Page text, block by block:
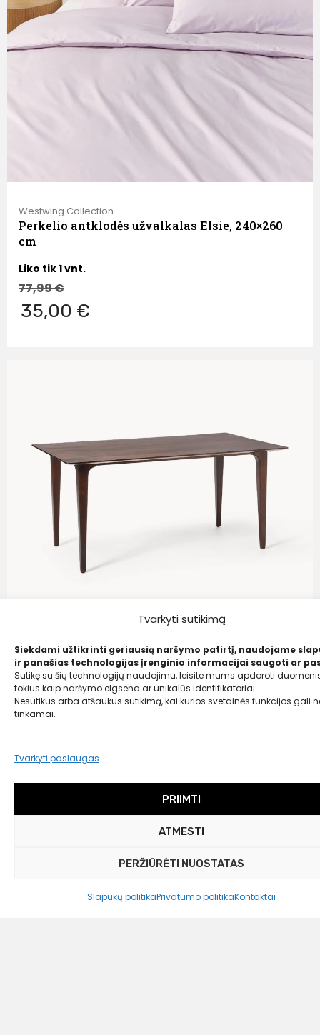
Tvarkyti sutikimą
Siekdami užtikrinti geriausią naršymo patirtį, naudojame
ir panašias technologijas įrenginio informacijai saugoti ar
Sutikę su šių technologijų naudojimu, leisite mums apdoroti
tokius kaip naršymo elgsena ar unikalūs identifikatoriai.
Nesutikus arba atšaukus sutikimą, kai kurios svetainės funkcijos gali
tinkamai.
Tvarkyti paslaugas
PRIIMTI
ATMESTI
PERŽIŪRĖTI NUOSTATAS
Slapukų politikaPrivatumo politikaKontaktai
Westwing Collection
Perkelio antklodės užvalkalas Elsie, 240×260
cm
Liko tik 1 vnt.
77,99€
35,00 €
Westwing Collection
Valgomojo stalas iš mango medienos Archie,
160×90 cm
849,00 €